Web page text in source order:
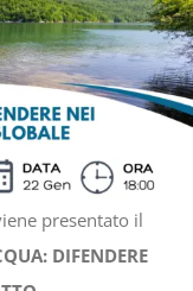
presentato il
DIFENDERE